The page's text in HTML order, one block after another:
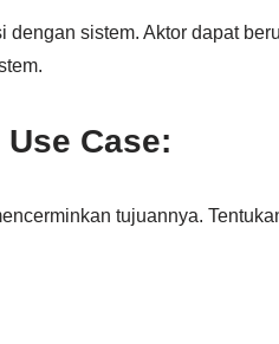
sistem. Aktor dapat
Case:
tujuannya.